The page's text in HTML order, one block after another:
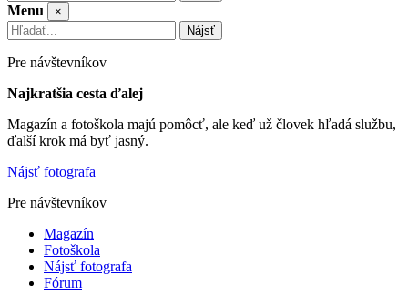
Menu
×
Nájsť
Pre návštevníkov
Najkratšia cesta ďalej
Magazín a fotoškola majú pomôcť, ale keď už človek hľadá službu,
ďalší krok má byť jasný.
Nájsť fotografa
Pre návštevníkov
Magazín
Fotoškola
Nájsť fotografa
Fórum